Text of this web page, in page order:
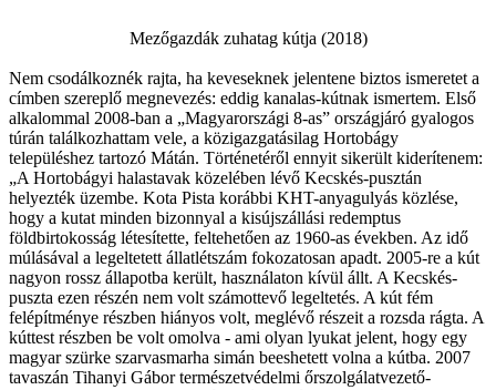
Mezőgazd ák zuhatag kútja (2018)
Nem csodálkoznék rajta, ha keveseknek jelentene biztos ismeretet a
címben szereplő megnevezés: eddig kanalas-kútnak ismertem. Első
alkalommal 2008-ban a „Magyarországi 8-as” országjáró gyalogos
túrán találkozhattam vele, a közigazgatásilag Hortobágy
településhez tartozó Mátán. Történetéről ennyit sikerült kiderítenem:
„A Hortobágyi halastavak közelében lévő Kecskés-pusztán
helyezték üzembe. Kota Pista korábbi KHT-anyagulyás közlése,
hogy a kutat minden bizonnyal a kisújszállási redemptus
földbirtokosság létesítette, feltehetően az 1960-as években. Az idő
múlásával a legeltetett állatlétszám fokozatosan apadt. 2005-re a kút
nagyon rossz állapotba került, használaton kívül állt. A Kecskés-
puszta ezen részén nem volt számottevő legeltetés. A kút fém
felépítménye részben hiányos volt, meglévő részeit a rozsda rágta. A
kúttest részben be volt omolva - ami olyan lyukat jelent, hogy egy
magyar szürke szarvasmarha simán beeshetett volna a kútba. 2007
tavaszán Tihanyi Gábor természetvédelmi őrszolgálatvezető-